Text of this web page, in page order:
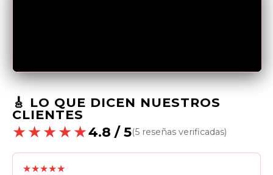
🎸 LO QUE DICEN NUESTROS
CLIENTES
★★★★★4.8 / 5(5 reseñas verificadas)
★★★★★